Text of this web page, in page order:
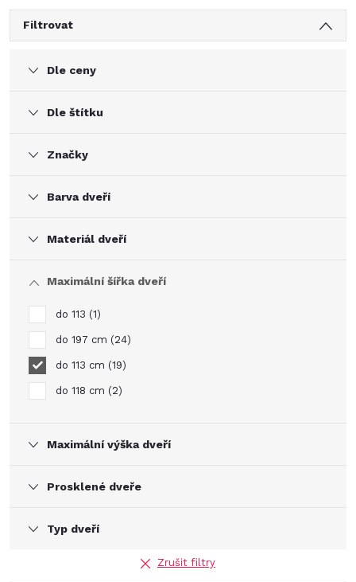
Filtrovat
Dle ceny
Dle štítku
Značky
Barva dveří
Materiál dveří
Maximální šířka dveří
do 113 1
do 197 cm 24
do 113 cm 19
do 118 cm 2
Maximální výška dveří
Prosklené dveře
Typ dveří
Zrušit filtry